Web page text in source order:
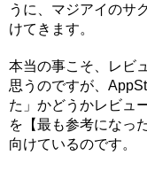
うに、マジアイのサ
けてきます。
本当の事こそ、レビ
思うのですが、
た」かどうかレビュ
を【最も参考になっ
向けているのです。